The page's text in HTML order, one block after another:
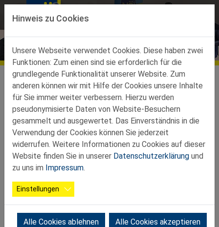
Direkt zur Hauptnavigation springen
Direkt zum Inhalt springen
Bildergalerien
Über uns
Galerien
26 02 Bezirkswallfahrt 2026
Hinweis zu Cookies
Unsere Webseite verwendet Cookies. Diese haben zwei
Funktionen: Zum einen sind sie erforderlich für die
grundlegende Funktionalität unserer Website. Zum
anderen können wir mit Hilfe der Cookies unsere Inhalte
für Sie immer weiter verbessern. Hierzu werden
pseudonymisierte Daten von Website-Besuchern
gesammelt und ausgewertet. Das Einverständnis in die
Verwendung der Cookies können Sie jederzeit
widerrufen. Weitere Informationen zu Cookies auf dieser
Website finden Sie in unserer Datenschutzerklärung und
zu uns im Impressum.
Einstellungen
Alle Cookies ablehnen Alle Cookies akzeptieren